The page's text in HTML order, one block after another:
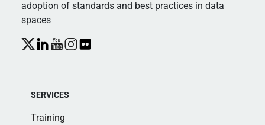
adoption of standards and best practices in data
spaces
SERVICES
Training